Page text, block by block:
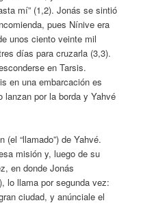
mí” (1,2). Jonás se sintió
pues Nínive era
unos ciento veinte mil
días para cruzarla (3,3).
en Tarsis.
en una embarcación es
por la borda y Yahvé
“llamado”) de Yahvé.
misión y, luego de su
en donde Jonás
lo llama por segunda vez:
ciudad, y anúnciale el